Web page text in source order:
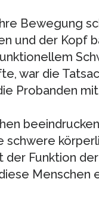
Bewegung
und der Kopf
war die
Probanden
schwere
Funktion
Menschen